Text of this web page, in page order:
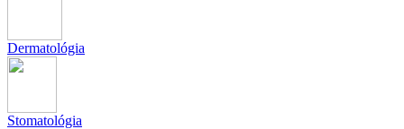
Dermatológia
Stomatológia